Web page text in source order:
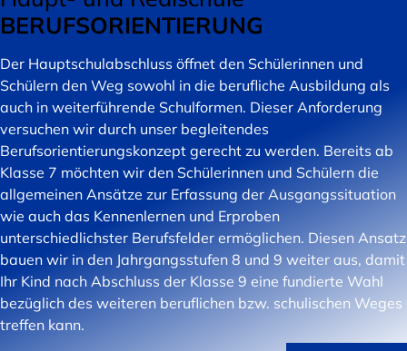
BERUFSORIENTIERUNG
Der Hauptschulabschluss öffnet den Schülerinnen und
Schülern den Weg sowohl in die berufliche Ausbildung als
auch in weiterführende Schulformen. Dieser Anforderung
versuchen wir durch unser begleitendes
Berufsorientierungskonzept gerecht zu werden. Bereits ab
Klasse 7 möchten wir den Schülerinnen und Schülern die
allgemeinen Ansätze zur Erfassung der Ausgangssituation
wie auch das Kennenlernen und Erproben
unterschiedlichster Berufsfelder ermöglichen. Diesen Ansatz
bauen wir in den Jahrgangsstufen 8 und 9 weiter aus, damit
Ihr Kind nach Abschluss der Klasse 9 eine fundierte Wahl
bezüglich des weiteren beruflichen bzw. schulischen Weges
treffen kann.